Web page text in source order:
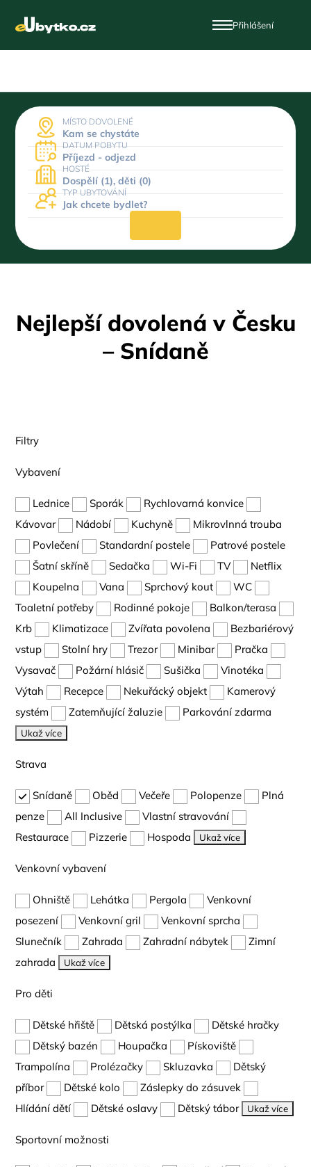
Přihlášení
MÍSTO DOVOLENÉ
Kam se chystáte
DATUM POBYTU
Příjezd - odjezd
HOSTÉ
Dospělí (1), děti (0)
TYP UBYTOVÁNÍ
Jak chcete bydlet?
Nejlepší dovolená v Česku
– Snídaně
Filtry
Vybavení
Lednice Sporák
Rychlovarná konvice
Kávovar
Nádobí Kuchyně
Mikrovlnná trouba
Povlečení
Standardní postele
Patrové postele
Šatní skříně
Sedačka Wi-Fi TV
Netflix
Koupelna
Vana Sprchový kout
WC
Toaletní potřeby
Rodinné pokoje
Balkon/terasa
Krb
Klimatizace Zvířata povolena
Bezbariérový
vstup
Stolní hry Trezor Minibar
Pračka
Vysavač
Požární hlásič Sušička
Vinotéka
Výtah
Recepce Nekuřácký objekt
Kamerový
systém
Zatemňující žaluzie Parkování zdarma
Ukaž více
Strava
Snídaně Oběd Večeře Polopenze
Plná
penze
All Inclusive
Vlastní stravování
Restaurace
Pizzerie Hospoda Ukaž více
Venkovní vybavení
Ohniště Lehátka Pergola
Venkovní
posezení
Venkovní gril
Venkovní sprcha
Slunečník
Zahrada Zahradní nábytek
Zimní
zahrada
Ukaž více
Pro děti
Dětské hřiště Dětská postýlka
Dětské hračky
Dětský bazén
Houpačka
Pískoviště
Trampolína
Prolézačky Skluzavka
Dětský
příbor
Dětské kolo
Záslepky do zásuvek
Hlídání dětí
Dětské oslavy Dětský tábor Ukaž více
Sportovní možnosti